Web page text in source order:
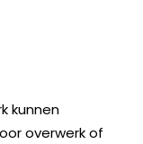
kunnen
overwerk of